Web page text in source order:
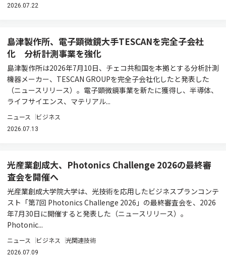
2026.07.22
島津製作所、電子顕微鏡大手TESCANを完全子会社
化 分析計測事業を強化
島津製作所は2026年7月10日、チェコ共和国を本拠とする分析計測
機器メーカー、TESCAN GROUPを完全子会社化したと発表した
（ニュースリリース）。電子顕微鏡事業を新たに獲得し、半導体、
ライフサイエンス、マテリアル...
ニュース ビジネス
2026.07.13
光産業創成大、Photonics Challenge 2026の最終審
査会を開催へ
光産業創成大学院大学は、光技術を応用したビジネスプランコンテ
スト「第7回 Photonics Challenge 2026」の最終審査会を、2026
年7月30日に開催すると発表した（ニュースリリース）。
Photonic...
ニュース ビジネス 光関連技術
2026.07.09